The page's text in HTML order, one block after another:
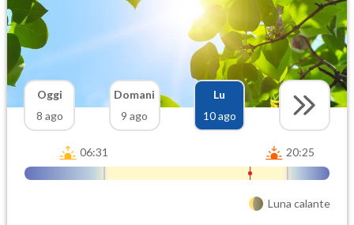
Oggi
8 ago
Domani
9 ago
Lu
10 ago
06:31 20:25
Luna calante